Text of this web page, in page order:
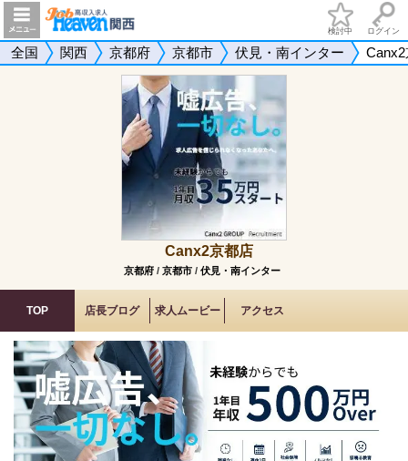
検討中 ログイン
全国 関西 京都府 京都市 伏見・南インター
Canx2京都店
京都府/ 京都市/ 伏見・南インター
TOP 店長ブログ 求人ムービー アクセス